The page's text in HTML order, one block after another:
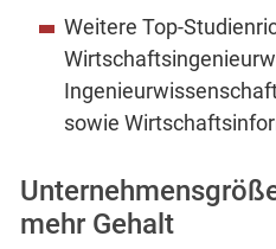
Weitere Top-
sowie
mehr Gehalt